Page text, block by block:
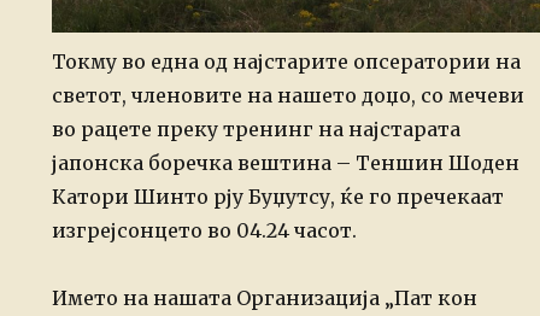
Токму во една од најстарите опсератории на
светот, членовите на нашето доџо, со мечеви
во рацете преку тренинг на најстарата
јапонска боречка вештина – Теншин Шоден
Катори Шинто рју Буџутсу, ќе го пречекаат
изгрејсонцето во 04.24 часот.
Името на нашата Организација „Пат кон